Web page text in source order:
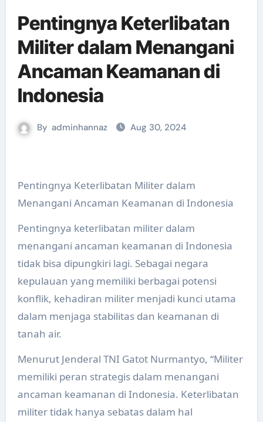
Pentingnya Keterlibatan
Militer dalam Menangani
Ancaman Keamanan di
Indonesia
By adminhannaz Aug 30, 2024
Pentingnya Keterlibatan Militer dalam
Menangani Ancaman Keamanan di Indonesia
Pentingnya keterlibatan militer dalam
menangani ancaman keamanan di Indonesia
tidak bisa dipungkiri lagi. Sebagai negara
kepulauan yang memiliki berbagai potensi
konflik, kehadiran militer menjadi kunci utama
dalam menjaga stabilitas dan keamanan di
tanah air.
Menurut Jenderal TNI Gatot Nurmantyo, “Militer
memiliki peran strategis dalam menangani
ancaman keamanan di Indonesia. Keterlibatan
militer tidak hanya sebatas dalam hal